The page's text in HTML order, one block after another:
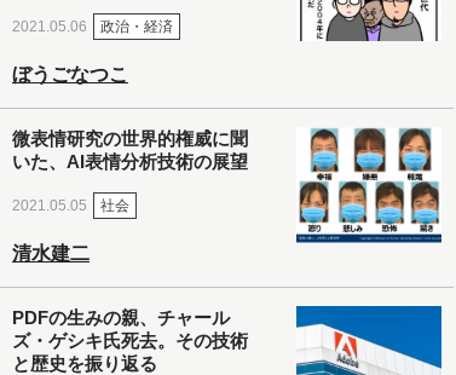
2021.05.06 政治・経済
ぼうごなつこ
微表情研究の世界的権威に聞
いた、AI表情分析技術の展望
2021.05.05 社会
清水建二
PDFの生みの親、チャール
ズ・ゲシキ氏死去。その技術
と歴史を振り返る